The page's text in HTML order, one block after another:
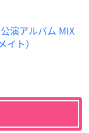
演アルバム MIX
ト）